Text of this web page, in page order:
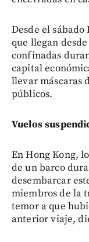
Desde el sábado
que llegan
confinadas
capital
llevar máscaras
públicos.
Vuelos
En Hong Kong,
de un barco
desembarcar
miembros de la
temor a que
anterior viaje,